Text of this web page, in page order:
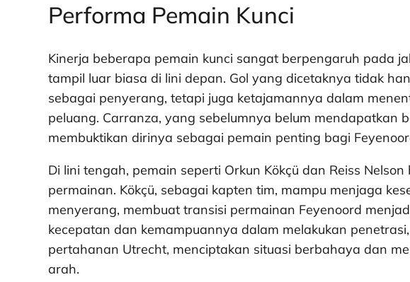
Performa Pemain Kunci
Kinerja beberapa pemain kunci sangat berpengaruh pada
tampil luar biasa di lini depan. Gol yang dicetaknya tidak
sebagai penyerang, tetapi juga ketajamannya dalam
peluang. Carranza, yang sebelumnya belum mendapatkan
membuktikan dirinya sebagai pemain penting bagi
Di lini tengah, pemain seperti Orkun Kökçü dan Reiss
permainan. Kökçü, sebagai kapten tim, mampu menjaga
menyerang, membuat transisi permainan Feyenoord
kecepatan dan kemampuannya dalam melakukan
pertahanan Utrecht, menciptakan situasi berbahaya dan
arah.